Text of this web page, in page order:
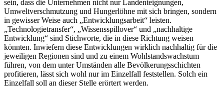
sein, dass die Unternehmen nicht nur Landenteignungen,
Umweltverschmutzung und Hungerlöhne mit sich bringen, sondern
in gewisser Weise auch „Entwicklungsarbeit“ leisten.
„Technologietransfer“, „Wissensspillover“ und „nachhaltige
Entwicklung“ sind Stichworte, die in diese Richtung weisen
könnten. Inwiefern diese Entwicklungen wirklich nachhaltig für die
jeweiligen Regionen sind und zu einem Wohlstandswachstum
führen, von dem unter Umständen alle Bevölkerungsschichten
profitieren, lässt sich wohl nur im Einzelfall feststellen. Solch ein
Einzelfall soll an dieser Stelle erörtert werden.